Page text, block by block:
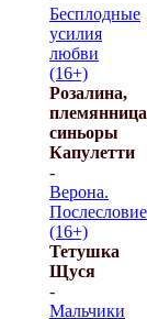
Бесплодные
усилия
любви
(16+)
Розалина,
племянница
синьоры
Капулетти
-
Верона.
Послесловие
(16+)
Тетушка
Щуся
-
Мальчики